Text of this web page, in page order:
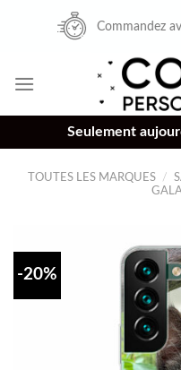
Commandez
Seulement
TOUTES LES MARQUES /
-20%